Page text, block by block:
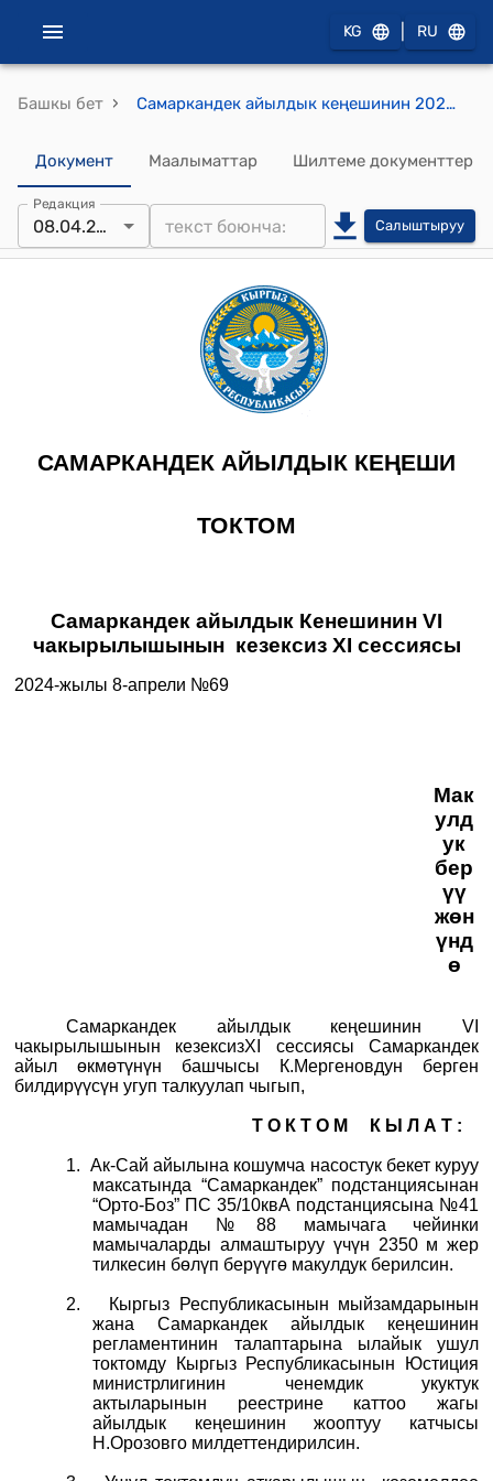
KG RU
Башкы бет › Самаркандек айылдык кеңешинин 2024-жылдын 8-апрелиндеги №69 "Макулдук берүү жөнүндө" токтому
Документ Маалыматтар Шилтеме документтер
Редакция
08.04.2024 Салыштыруу